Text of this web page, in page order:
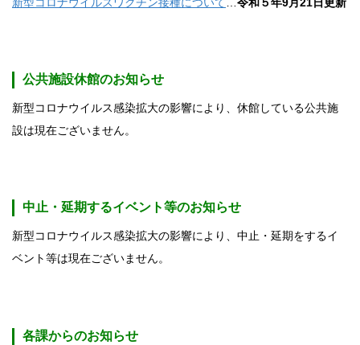
新型コロナウイルスワクチン接種について…令和５年9月21日更新
公共施設休館のお知らせ
新型コロナウイルス感染拡大の影響により、休館している公共施
設は現在ございません。
中止・延期するイベント等のお知らせ
新型コロナウイルス感染拡大の影響により、中止・延期をするイ
ベント等は現在ございません。
各課からのお知らせ